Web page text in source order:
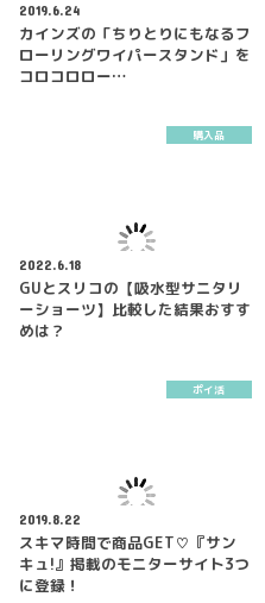
2019.6.24
カインズの「ちりとりにもなるフ
ローリングワイパースタンド」を
コロコロロー…
購入品
2022.6.18
GUとスリコの【吸水型サニタリ
ーショーツ】比較した結果おすす
めは？
ポイ活
2019.8.22
スキマ時間で商品GET♡『サン
キュ!』掲載のモニターサイト3つ
に登録！